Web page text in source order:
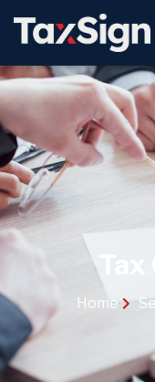
Home